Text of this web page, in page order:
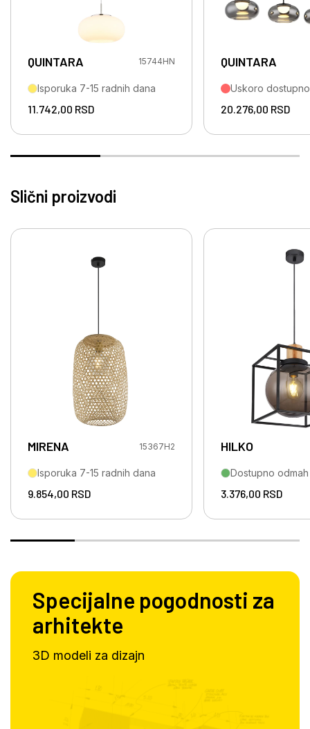
QUINTARA 15744HN
Isporuka 7-15 radnih dana
11.742,00 RSD
QUINTARA
Uskoro dostupno
20.276,00 RSD
Slični proizvodi
MIRENA 15367H2
Isporuka 7-15 radnih dana
9.854,00 RSD
HILKO
Dostupno odmah
3.376,00 RSD
Specijalne pogodnosti za
arhitekte
3D modeli za dizajn